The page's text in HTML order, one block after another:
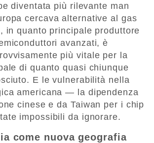
diventata più rilevante man
cercava alternative al gas
in quanto principale produttore
avanzati, è
più vitale per la
di quanto quasi chiunque
E le vulnerabilità nella
americana — la dipendenza
cinese e da Taiwan per i chip
impossibili da ignorare.
come nuova geografia